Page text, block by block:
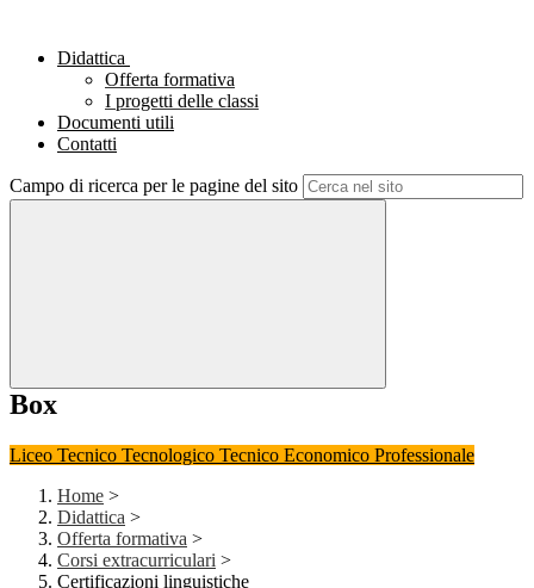
Didattica
Offerta formativa
I progetti delle classi
Documenti utili
Contatti
Campo di ricerca per le pagine del sito
Box
Liceo Tecnico Tecnologico Tecnico Economico Professionale
Home >
Didattica >
Offerta formativa >
Corsi extracurriculari >
Certificazioni linguistiche